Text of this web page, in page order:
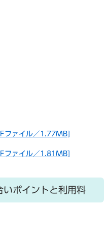
ファイル／1.77MB]
ファイル／1.81MB]
ポイントと利用料